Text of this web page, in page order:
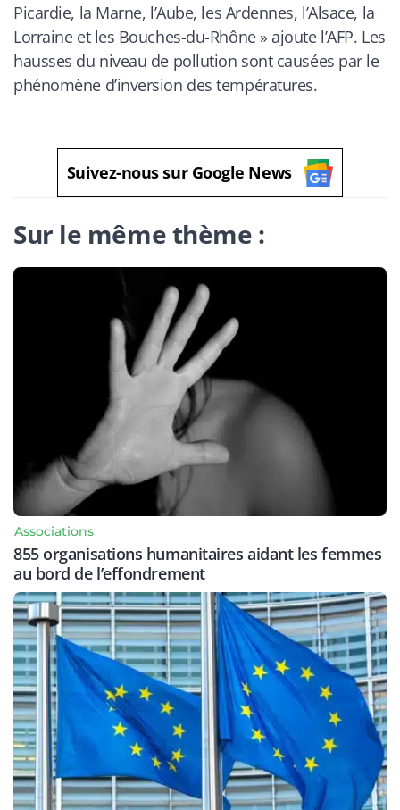
Picardie, la Marne, l’Aube, les Ardennes, l’Alsace, la
Lorraine et les Bouches-du-Rhône » ajoute l’AFP. Les
hausses du niveau de pollution sont causées par le
phénomène d’inversion des températures.
Suivez-nous sur Google News
Sur le même thème :
Associations
855 organisations humanitaires aidant les femmes
au bord de l’effondrement